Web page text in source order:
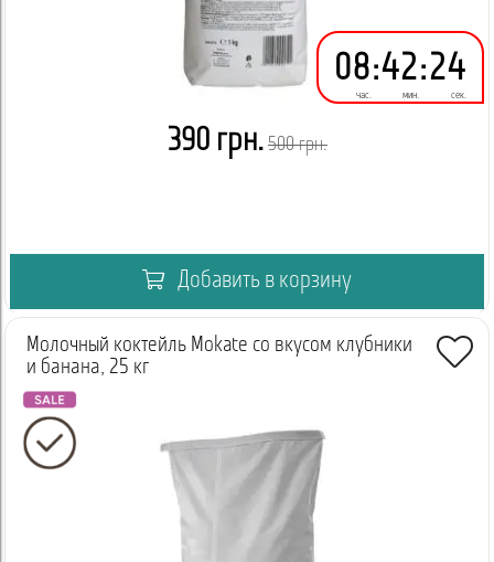
Shake Banana Strawberry оптом — отличное решение для
снижения себестоимости продукции.
Упаковка по 10 кг позволяет:
- экономить на каждой порции за счет лучшей оптовой цены;
Опт — это не просто удобно, это стратегически выгодно.
Покупайте выгодно — заказывайте Milk Shake Banana
Strawberry оптом в больших упаковках и получайте максимум
вкуса и прибыли.
08
час.
:42
мин.
:24
сек.
390 грн. 500 грн.
Добавить в корзину
Молочный коктейль Mokate со вкусом клубники
и банана, 25 кг